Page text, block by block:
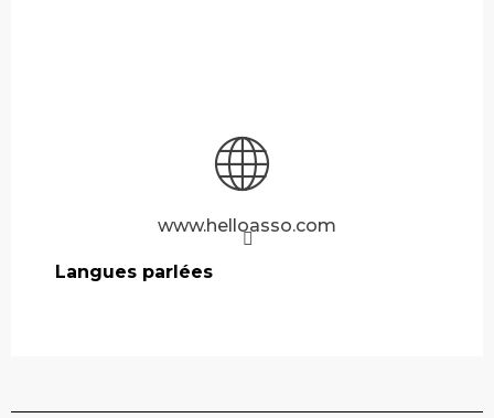
www.helloasso.com
Langues parlées
Langues parlées